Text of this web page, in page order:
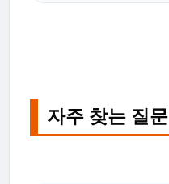
자주 찾는 질문